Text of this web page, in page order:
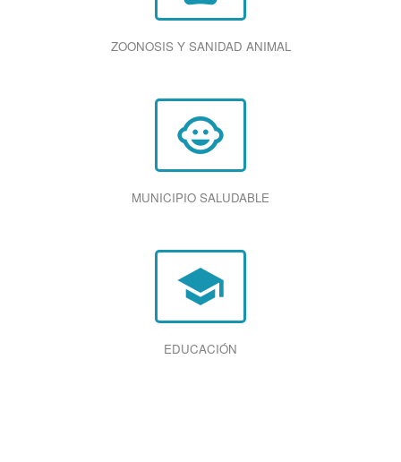
ZOONOSIS Y SANIDAD ANIMAL
child_care
MUNICIPIO SALUDABLE
school
EDUCACIÓN